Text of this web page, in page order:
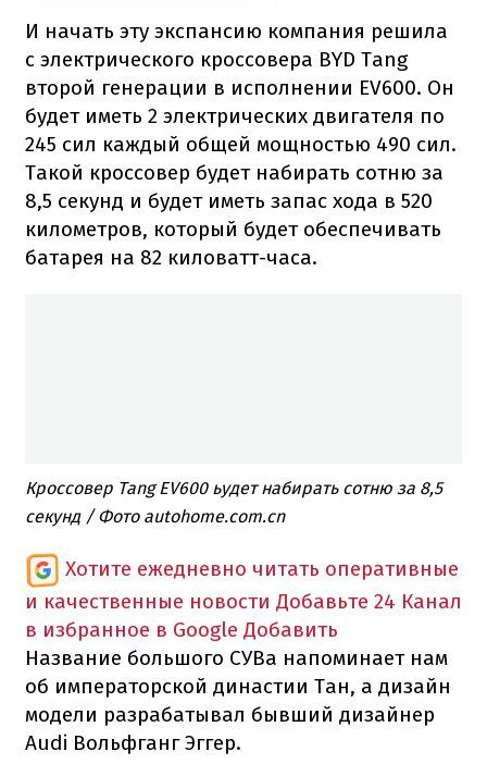
И начать эту экспансию компания решила
с электрического кроссовера BYD Tang
второй генерации в исполнении EV600. Он
будет иметь 2 электрических двигателя по
245 сил каждый общей мощностью 490 сил.
Такой кроссовер будет набирать сотню за
8,5 секунд и будет иметь запас хода в 520
километров, который будет обеспечивать
батарея на 82 киловатт-часа.
Кроссовер Tang EV600 ьудет набирать сотню за 8,5
секунд / Фото autohome.com.cn
Хотите ежедневно читать оперативные
и качественные новости Добавьте 24 Канал
в избранное в Google Добавить
Название большого СУВа напоминает нам
об императорской династии Тан, а дизайн
модели разрабатывал бывший дизайнер
Audi Вольфганг Эггер.